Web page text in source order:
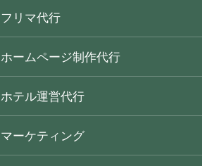
フリマ代行
ホームページ制作代行
ホテル運営代行
マーケティング